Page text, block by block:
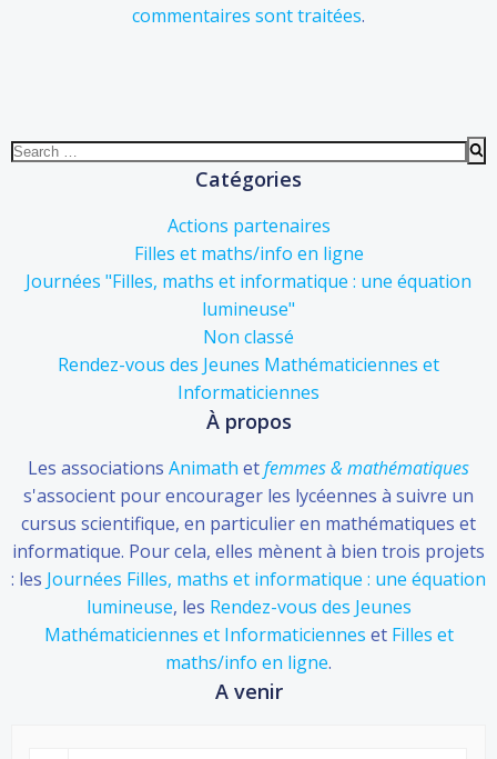
commentaires sont traitées.
Search
Catégories
Actions partenaires
Filles et maths/info en ligne
Journées "Filles, maths et informatique : une équation
lumineuse"
Non classé
Rendez-vous des Jeunes Mathématiciennes et
Informaticiennes
À propos
Les associations Animath etfemmes & mathématiques
s'associent pour encourager les lycéennes à suivre un
cursus scientifique, en particulier en mathématiques et
informatique. Pour cela, elles mènent à bien trois projets
: les Journées Filles, maths et informatique : une équation
lumineuse, les Rendez-vous des Jeunes
Mathématiciennes et Informaticiennes et Filles et
maths/info en ligne.
A venir